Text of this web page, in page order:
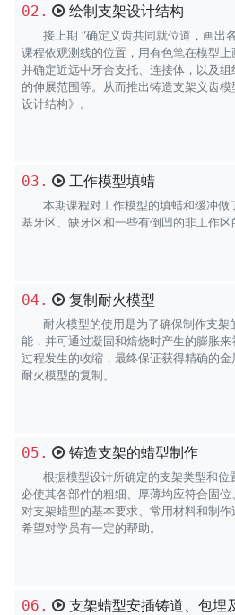
02. 绘制支架设计结构
接上期 “确定义齿共同就位道，画出
课程依观测线的位置，用有色笔在模型上
并确定近远中牙合支托、连接体，以及
的伸展范围等。从而推出铸造支架义齿
设计结构》。
03. 工作模型填蜡
本期课程对工作模型的填蜡和缓冲做
基牙区、缺牙区和一些有倒凹的非工作区
04. 复制耐火模型
耐火模型的使用是为了确保制作支架
能，并可通过凝固和焙烧时产生的膨胀
过程发生的收缩，最终保证获得精确的
耐火模型的复制。
05. 铸造支架的蜡型制作
根据模型设计所确定的支架类型和位
必使其各部件的粗细、厚薄均应符合固
对支架蜡型的基本要求、常用材料和制作
希望对学员有一定的帮助。
06. 支架蜡型安插铸道、包埋